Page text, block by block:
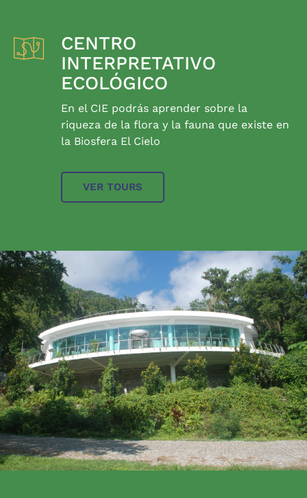
CENTRO
INTERPRETATIVO
ECOLÓGICO
En el CIE podrás aprender sobre la
riqueza de la flora y la fauna que existe en
la Biosfera El Cielo
VER TOURS